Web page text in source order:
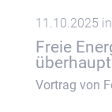
11.10.2025
Freie
Vortrag von